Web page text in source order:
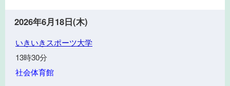
記
ゲ
ー
ト
ボ
フ
会
長
杯
ゴ
2026年6月18日(木)
い
き
き
いきいきスポーツ大学
13時30分
社会体育館